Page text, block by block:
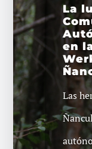
La
en
Las
de
Este